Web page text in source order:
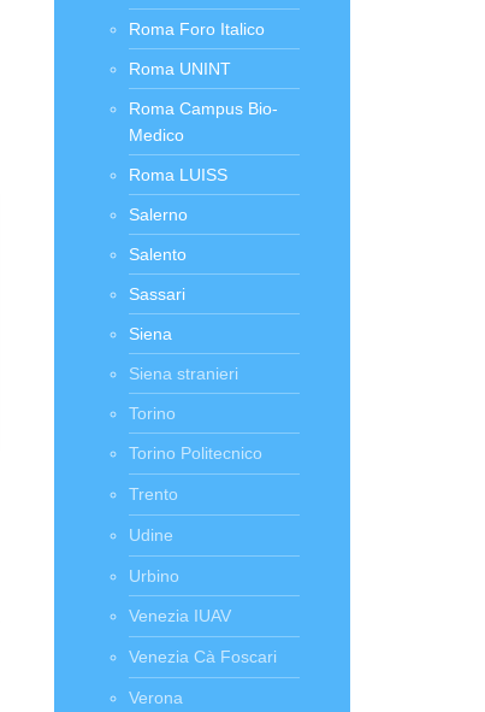
Roma Foro Italico
Roma UNINT
Roma Campus Bio-
Medico
Roma LUISS
Salerno
Salento
Sassari
Siena
Siena stranieri
Torino
Torino Politecnico
Trento
Udine
Urbino
Venezia IUAV
Venezia Cà Foscari
Verona